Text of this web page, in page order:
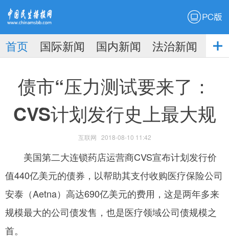
播
报
首页 国际新闻 国内新闻 法治新闻
社
债市“压力测试要来了：
CVS计划发行史上最大规
互联网 2018-08-10 11:42
美国第二大连锁药店运营商CVS宣布计划发行价
值440亿美元的债券，以帮助其支付收购医疗保险公司
安泰（Aetna）高达690亿美元的费用，这是两年多来
规模最大的公司债发售，也是医疗领域公司债规模之
首。